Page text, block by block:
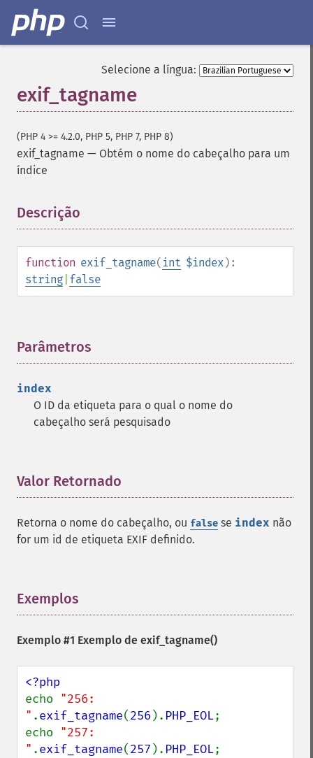
Selecione a língua:
exif_tagname
(PHP 4 >= 4.2.0, PHP 5, PHP 7, PHP 8)
exif_tagname — Obtém o nome do cabeçalho para um
índice
Descrição
function exif_tagname( int $index):
string false
Parâmetros
index
O ID da etiqueta para o qual o nome do
cabeçalho será pesquisado
Valor Retornado
Retorna o nome do cabeçalho, ou false se index não
for um id de etiqueta EXIF definido.
Exemplos
Exemplo #1 Exemplo de exif_tagname()
echo "256:
" .exif_tagname(256 ). PHP_EOL;
echo "257:
" .exif_tagname(257 ). PHP_EOL